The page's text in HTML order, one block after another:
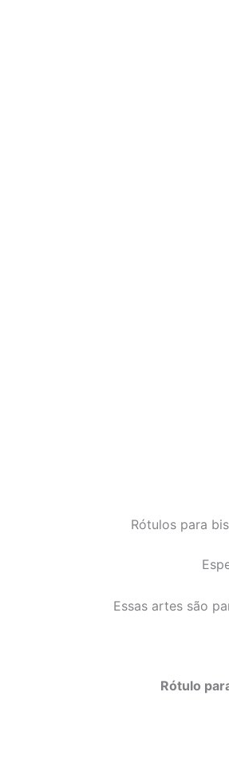
Rótulos para
Essas artes são
Rótulo